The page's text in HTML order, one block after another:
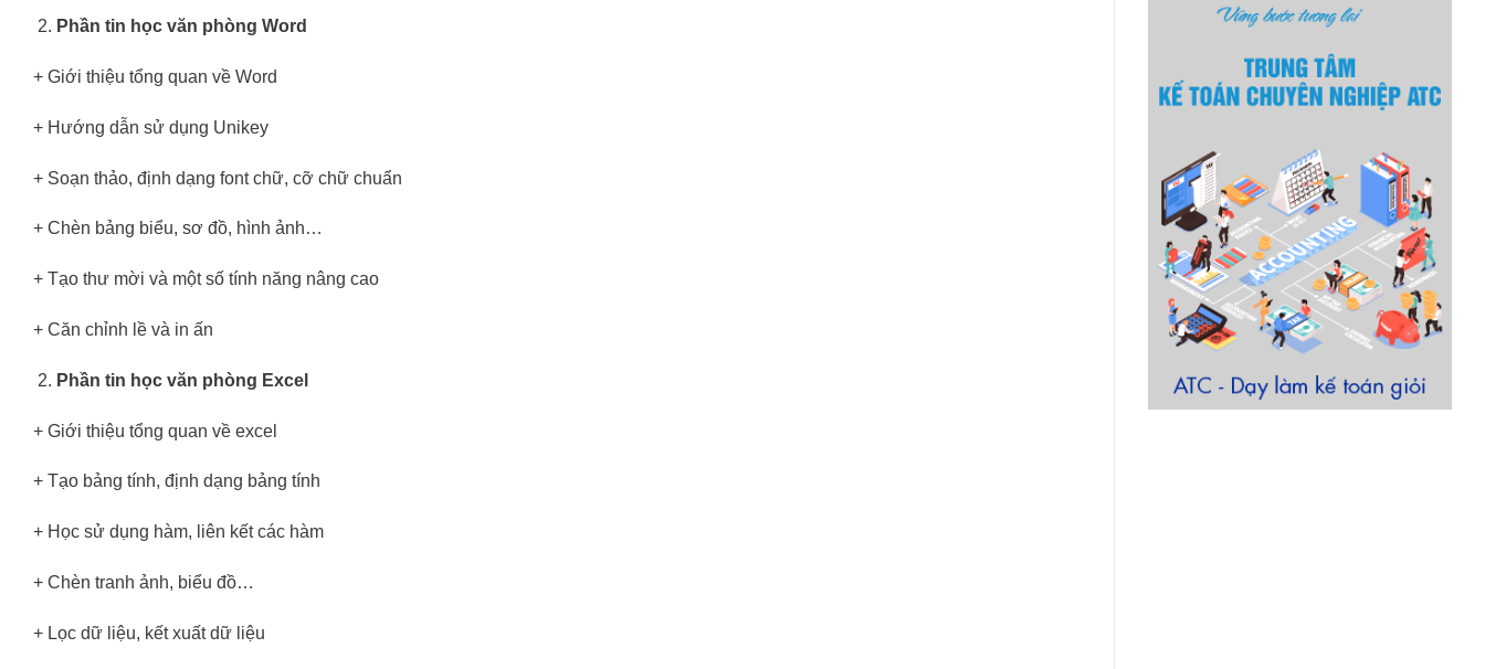
Phần tin học văn phòng Word
+ Giới thiệu tổng quan về Word
+ Hướng dẫn sử dụng Unikey
+ Soạn thảo, định dạng font chữ, cỡ chữ chuẩn
+ Chèn bảng biểu, sơ đồ, hình ảnh…
+ Tạo thư mời và một số tính năng nâng cao
+ Căn chỉnh lề và in ấn
Phần tin học văn phòng Excel
+ Giới thiệu tổng quan về excel
+ Tạo bảng tính, định dạng bảng tính
+ Học sử dụng hàm, liên kết các hàm
+ Chèn tranh ảnh, biểu đồ…
+ Lọc dữ liệu, kết xuất dữ liệu